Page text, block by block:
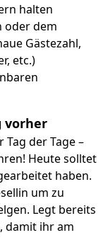
halten
oder dem
Gästezahl,
etc.)
vorher
der Tage –
Heute solltet
haben.
um zu
Legt bereits
damit ihr am